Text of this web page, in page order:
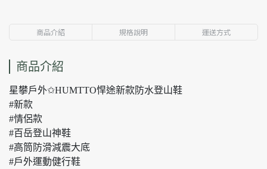
商品介紹 規格說明 運送方式
商品介紹
星攀戶外✩HUMTTO悍途新款防水登山鞋
#新款
#情侶款
#百岳登山神鞋
#高筒防滑減震大底
#戶外運動健行鞋